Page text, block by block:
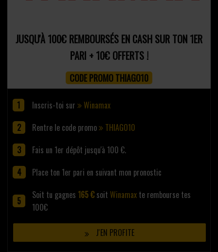
JUSQU'À 100€ REMBOURSÉS EN CASH SUR TON 1ER
PARI + 10€ OFFERTS !
CODE PROMO THIAGO10
Inscris-toi sur
Winamax
Rentre le code promo
THIAGO10
Fais un 1er dépôt jusqu'à 100 €.
Place ton 1er pari en suivant mon pronostic
Soit tu gagnes 165 € soit Winamax te rembourse tes
100€
J'EN PROFITE